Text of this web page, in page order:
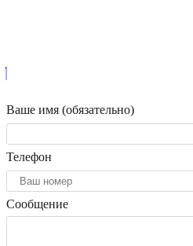
Ваше имя (обязательно)
Телефон
Сообщение